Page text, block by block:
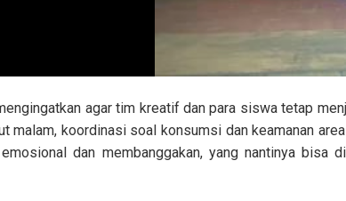
agar tim kreatif dan para siswa tetap
malam, koordinasi soal konsumsi dan keamanan
dan membanggakan, yang nantinya